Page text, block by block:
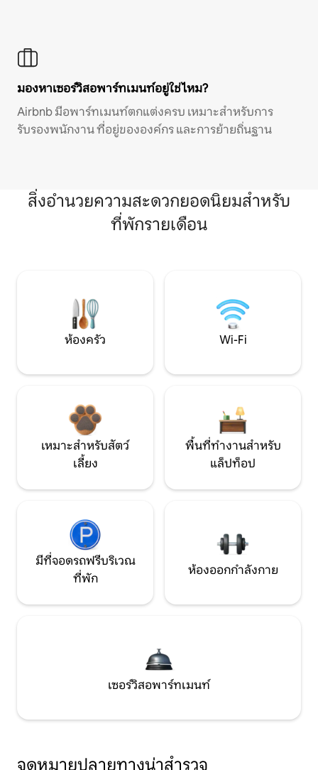
มองหาเซอร์วิสอพาร์ทเมนท์อยู่ใช่ไหม?
Airbnb มีอพาร์ทเมนท์ตกแต่งครบ เหมาะสำหรับการ
รับรองพนักงาน ที่อยู่ขององค์กร และการย้ายถิ่นฐาน
สิ่งอำนวยความสะดวกยอดนิยมสำหรับ
ที่พักรายเดือน
ห้องครัว Wi-Fi
เหมาะสำหรับสัตว์
เลี้ยง
พื้นที่ทำงานสำหรับ
แล็ปท็อป
มีที่จอดรถฟรีบริเวณ
ที่พัก
ห้องออกกำลังกาย
เซอร์วิสอพาร์ทเมนท์
จุดหมายปลายทางน่าสำรวจ